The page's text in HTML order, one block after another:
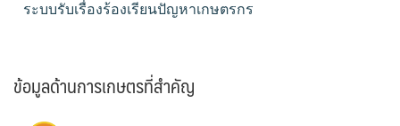
ระบบรับเรื่องร้องเรียนปัญหาเกษตรกร
ข้อมูลด้านการเกษตรที่สำคัญ